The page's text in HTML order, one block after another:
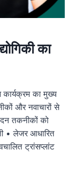
का
कार्यक्रम का मुख्य
और नवाचारों से
तकनीकों को
• लेजर आधारित
ट्रांसप्लांट